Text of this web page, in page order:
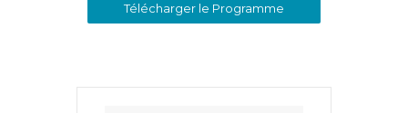
Télécharger le Programme